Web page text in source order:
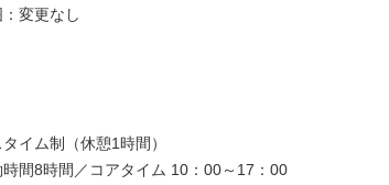
変更なし
イム制（休憩1時間）
間8時間／コアタイム 10：00～17：00